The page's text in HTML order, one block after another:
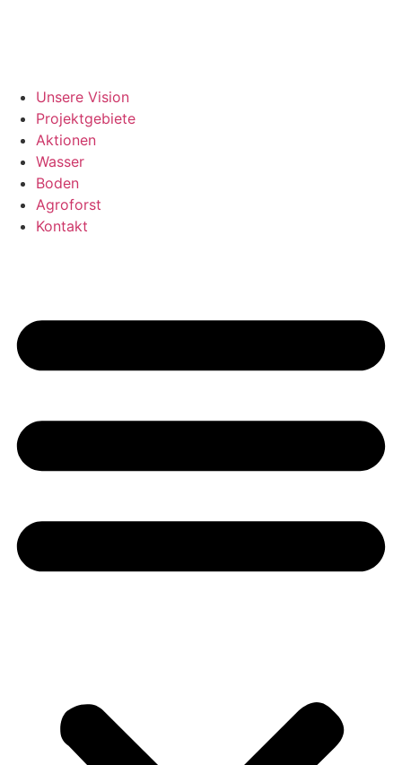
Unsere Vision
Projektgebiete
Aktionen
Wasser
Boden
Agroforst
Kontakt